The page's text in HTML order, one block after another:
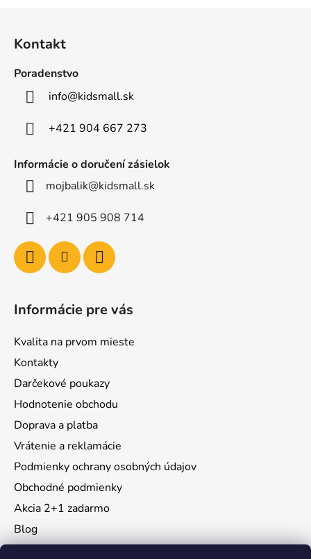
Kontakt
Poradenstvo
info@kidsmall.sk
+421 904 667 273
Informácie o doručení zásielok
mojbalik@kidsmall.sk
+421 905 908 714
Informácie pre vás
Kvalita na prvom mieste
Kontakty
Darčekové poukazy
Hodnotenie obchodu
Doprava a platba
Vrátenie a reklamácie
Podmienky ochrany osobných údajov
Obchodné podmienky
Akcia 2+1 zadarmo
Blog